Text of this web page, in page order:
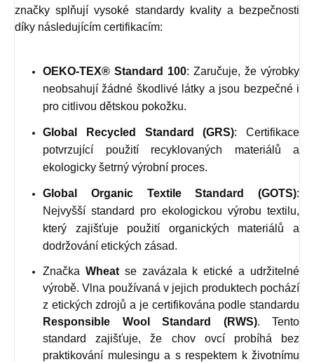
značky splňují vysoké standardy kvality a bezpečnosti
díky následujícím certifikacím:
OEKO-TEX® Standard 100: Zaručuje, že výrobky
neobsahují žádné škodlivé látky a jsou bezpečné i
pro citlivou dětskou pokožku.
Global Recycled Standard (GRS): Certifikace
potvrzující použití recyklovaných materiálů a
ekologicky šetrný výrobní proces.
Global Organic Textile Standard (GOTS):
Nejvyšší standard pro ekologickou výrobu textilu,
který zajišťuje použití organických materiálů a
dodržování etických zásad.
Značka Wheatse zavázala k etické a udržitelné
výrobě. Vlna používaná v jejich produktech pochází
z etických zdrojů a je certifikována podle standardu
Responsible Wool Standard (RWS). Tento
standard zajišťuje, že chov ovcí probíhá bez
praktikování mulesingu a s respektem k životnímu